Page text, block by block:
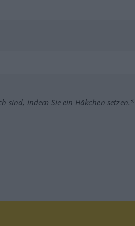
sind, indem Sie ein Häkchen setzen.*